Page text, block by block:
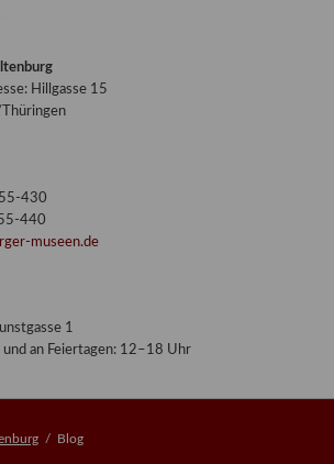
Hillgasse 15
430
440
museen.de
1
und an Feiertagen: 12–18 Uhr
Blog